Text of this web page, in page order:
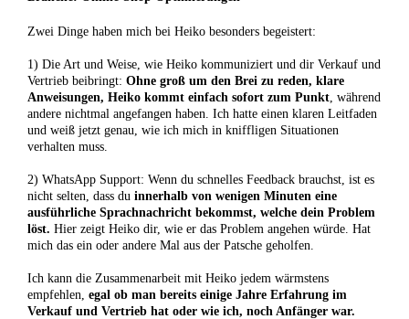
Zwei Dinge haben mich bei Heiko besonders begeistert:
1) Die Art und Weise, wie Heiko kommuniziert und dir Verkauf und
Vertrieb beibringt: Ohne groß um den Brei zu reden, klare
Anweisungen, Heiko kommt einfach sofort zum Punkt, während
andere nichtmal angefangen haben. Ich hatte einen klaren Leitfaden
und weiß jetzt genau, wie ich mich in kniffligen Situationen
verhalten muss.
2) WhatsApp Support: Wenn du schnelles Feedback brauchst, ist es
nicht selten, dass du innerhalb von wenigen Minuten eine
ausführliche Sprachnachricht bekommst, welche dein Problem
löst. Hier zeigt Heiko dir, wie er das Problem angehen würde. Hat
mich das ein oder andere Mal aus der Patsche geholfen.
Ich kann die Zusammenarbeit mit Heiko jedem wärmstens
empfehlen, egal ob man bereits einige Jahre Erfahrung im
Verkauf und Vertrieb hat oder wie ich, noch Anfänger war.